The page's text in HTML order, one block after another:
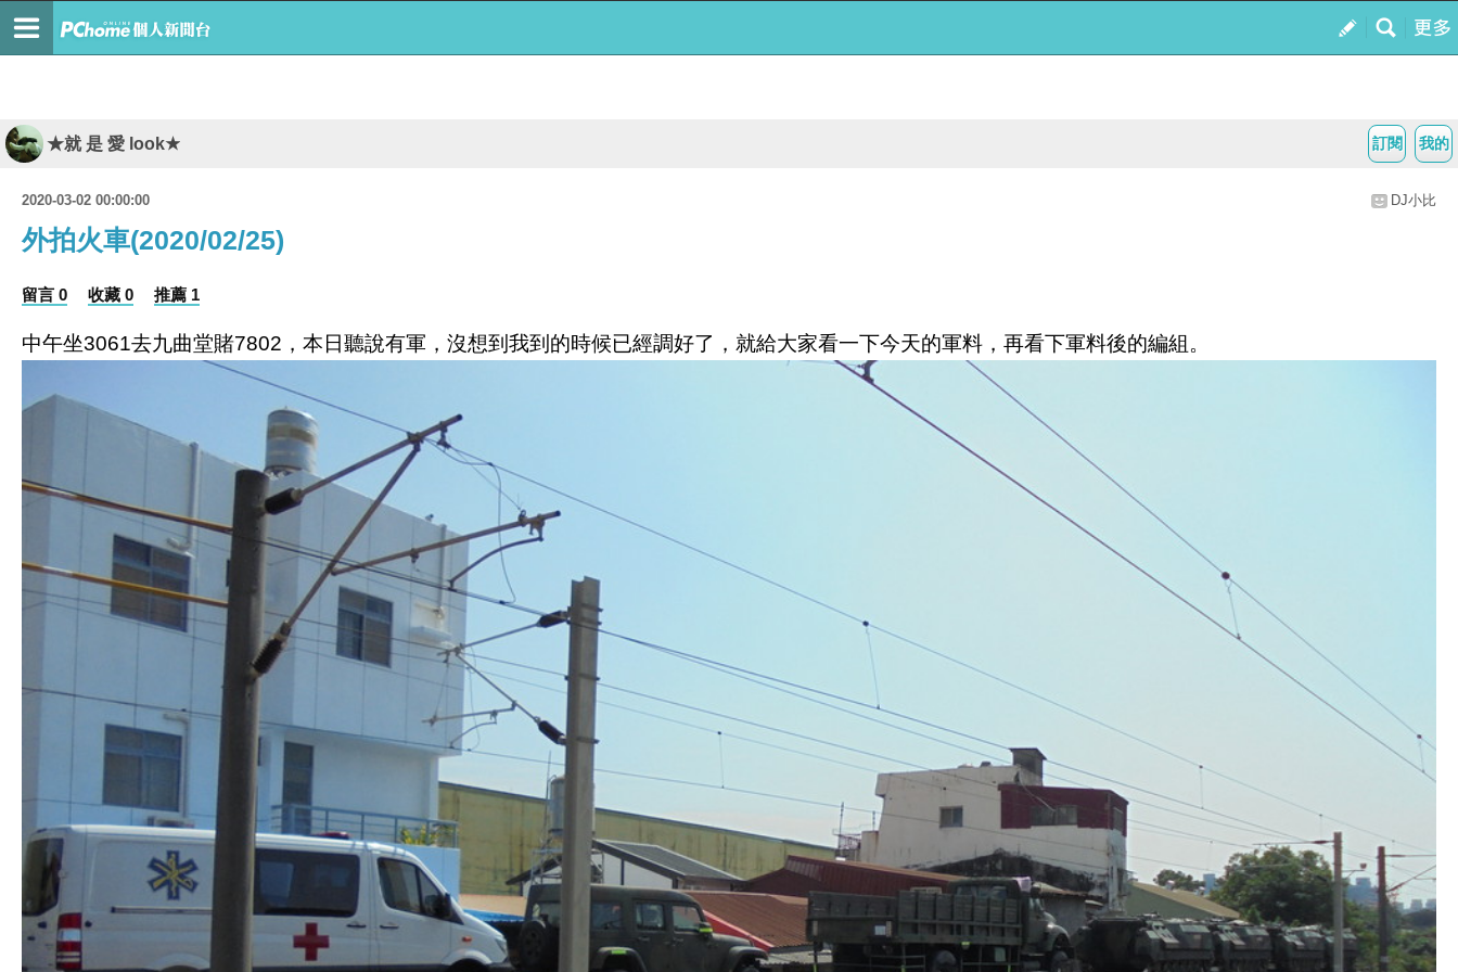
我的
訂閱
★就 是 愛 look★
2020-03-02 00:00:00 DJ小比
外拍火車(2020/02/25)
留言 0 收藏 0 推薦 1
中午坐3061去九曲堂賭7802，本日聽說有軍，沒想到我到的時候已經調好了，就給大家看一下今天的軍料，再看下軍料後的編組。